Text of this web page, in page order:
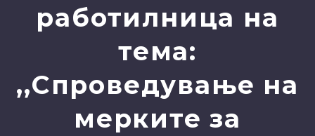
работилница на
тема:
,,Спроведување на
мерките за